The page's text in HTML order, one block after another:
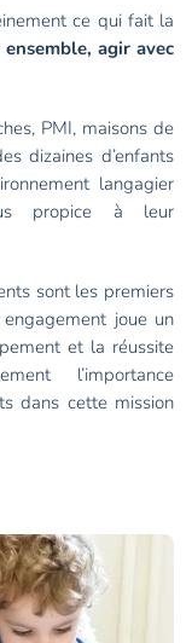
ce qui fait la
agir avec
PMI, maisons de
dizaines d’enfants
langagier
propice à leur
sont les premiers
joue un
et la réussite
l’importance
dans cette mission